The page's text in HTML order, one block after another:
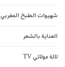
شهيوات الطبخ المغربي
العناية بالشعر
لالة مولاتي TV